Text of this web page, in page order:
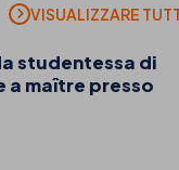
VISUALIZZARE
studentessa di
maître presso